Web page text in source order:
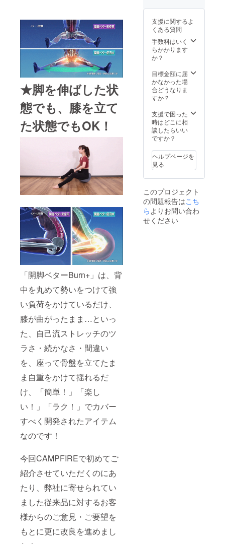
★脚を伸ばした状
態でも、膝を立て
た状態でもOK！
「開脚ベターBurn+」は、背
中を丸めて勢いをつけて強
い負荷をかけているだけ、
膝が曲がったまま…といっ
た、自己流ストレッチのツ
ラさ・続かなさ・間違い
を、座って骨盤を立てたま
ま自重をかけて揺れるだ
け、「簡単！」「楽し
い！」「ラク！」でカバー
すべく開発されたアイテム
なのです！
今回CAMPFIREで初めてご
紹介させていただくのにあ
たり、弊社に寄せられてい
ました従来品に対するお客
様からのご意見・ご要望を
もとに更に改良を進めまし
金は受
ており
ませ
ん。ご
了承く
支援に関するよ
くある質問
手数料はいく
らかかります
か？
目標金額に届
かなかった場
合どうなりま
すか？
支援で困った
時はどこに相
談したらいい
ですか？
ヘルプページを
見る
このプロジェクト
の問題報告はこち
ら よりお問い合わ
せください